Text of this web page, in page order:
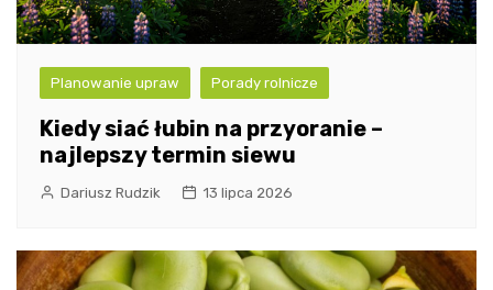
Planowanie upraw Porady rolnicze
Kiedy siać łubin na przyoranie –
najlepszy termin siewu
Dariusz Rudzik 13 lipca 2026